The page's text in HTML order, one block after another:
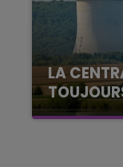
LA
Cela fait
FM